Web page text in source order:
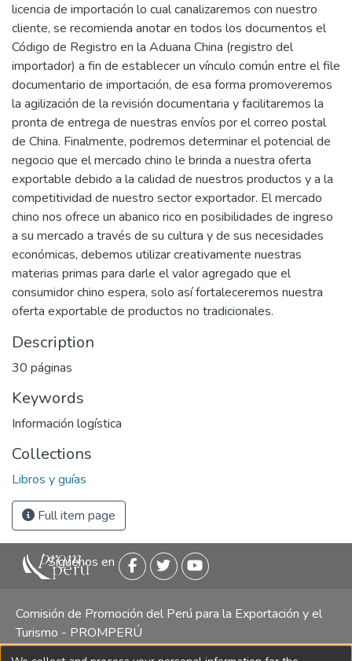
licencia de importación lo cual canalizaremos con nuestro
cliente, se recomienda anotar en todos los documentos el
Código de Registro en la Aduana China (registro del
importador) a fin de establecer un vínculo común entre el file
documentario de importación, de esa forma promoveremos
la agilización de la revisión documentaria y facilitaremos la
pronta de entrega de nuestras envíos por el correo postal
de China. Finalmente, podremos determinar el potencial de
negocio que el mercado chino le brinda a nuestra oferta
exportable debido a la calidad de nuestros productos y a la
competitividad de nuestro sector exportador. El mercado
chino nos ofrece un abanico rico en posibilidades de ingreso
a su mercado a través de su cultura y de sus necesidades
económicas, debemos utilizar creativamente nuestras
materias primas para darle el valor agregado que el
consumidor chino espera, solo así fortaleceremos nuestra
oferta exportable de productos no tradicionales.
Description
30 páginas
Keywords
Información logística
Collections
Libros y guías
Full item page
Siguenos en
Comisión de Promoción del Perú para la Exportación y el
Turismo - PROMPERÚ